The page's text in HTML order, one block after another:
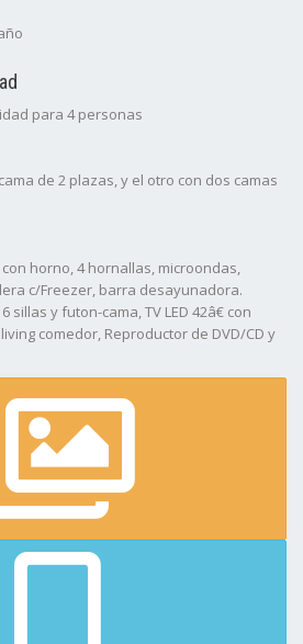
para 4 personas
de 2 plazas, y el otro con dos camas
horno, 4 hornallas, microondas,
c/Freezer, barra desayunadora.
sillas y futon-cama, TV LED 42â€ con
comedor, Reproductor de DVD/CD y
matrimonial, Juegos de mesa,
superior de la escalera, Caja de
BotiquÃ­n de primeros auxilios.
Cochera, juego de mesa y sillas de jardÃ­